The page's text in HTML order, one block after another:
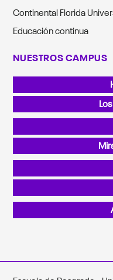
Continental Florida
Educación continua
NUESTROS CAMPUS
Av. San
Av.
Sector
La Canseco II / Sector:
Calle C N.°